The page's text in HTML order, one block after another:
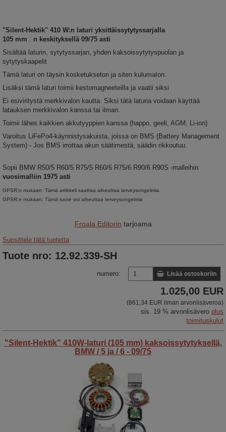
"Silent-Hektik" 410 W:n laturi yksittäissytytyssarjalla
105 mm : n keskityksellä 09/75 asti
Sisältää laturin, sytytyssarjan, yhden kaksoissytytyspuolan ja
sytytyskaapelit
Tämä laturi on täysin kosketukseton ja siten kulumaton.
Lisäksi tämä laturi toimii kestomagneeteilla ja vaatii siksi
Ei esiviritystä merkkivalon kautta. Siksi tätä laturia voidaan käyttää
latauksen merkkivalon kanssa tai ilman.
Toimii lähes kaikkien akkutyyppien kanssa (happo, geeli, AGM, Li-ion)
Varoitus LiFePo4-käynnistysakuista, joissa on BMS (Battery Management
System) - Jos BMS irrottaa akun säätimestä, säädin rikkoutuu.
Sopii BMW R50/5 R60/5 R75/5 R60/6 R75/6 R90/6 R90S -malleihin
vuosimalliin 1975 asti
GPSR:n mukaan: Tämä artikkeli saattaa aiheuttaa terveysongelmia.
GPSR:n mukaan: Tämä tuote voi aiheuttaa terveysongelmia
Froala Editorin tarjoama
Suosittele tätä tuotetta
Tuote nro: 12.92.339-SH
numero: Lisää ostoskoriin
1.025,00 EUR
(861,34 EUR ilman arvonlisäveroa)
sis. 19 % arvonlisävero plus
toimituskulut
"Silent-Hektik" 410W-laturi (105 mm) kaksoissytytyksellä,
BMW / 5 ja / 6 - 09/75